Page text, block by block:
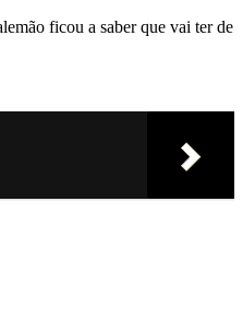
ficou a saber que vai ter de